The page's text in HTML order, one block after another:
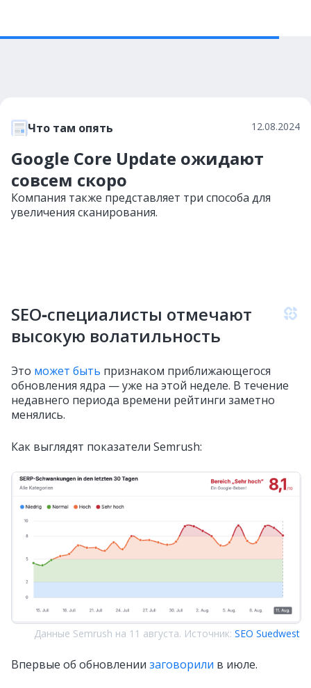
Что там опять 12.08.2024
Google Core Update ожидают
совсем скоро
Компания также представляет три способа для
увеличения сканирования.
SEO‑специалисты отмечают
высокую волатильность
Это может быть признаком приближающегося
обновления ядра — уже на этой неделе. В течение
недавнего периода времени рейтинги заметно
менялись.
Как выглядят показатели Semrush:
Данные Semrush на 11 августа. Источник: SEO Suedwest
Впервые об обновлении заговорили в июле.